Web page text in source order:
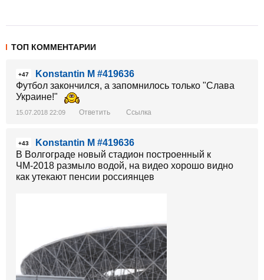
ТОП КОММЕНТАРИИ
+47
Konstantin M #419636
Футбол закончился, а запомнилось только "Слава
Украине!"
15.07.2018 22:09 Ответить Ссылка
+43
Konstantin M #419636
В Волгограде новый стадион построенный к
ЧМ-2018 размыло водой, на видео хорошо видно
как утекают пенсии россиянцев